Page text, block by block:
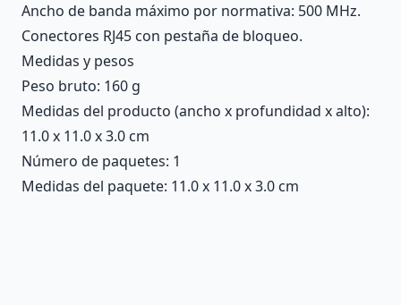
Ancho de banda máximo por normativa: 500 MHz.
Conectores RJ45 con pestaña de bloqueo.
Medidas y pesos
Peso bruto: 160 g
Medidas del producto (ancho x profundidad x alto):
11.0 x 11.0 x 3.0 cm
Número de paquetes: 1
Medidas del paquete: 11.0 x 11.0 x 3.0 cm